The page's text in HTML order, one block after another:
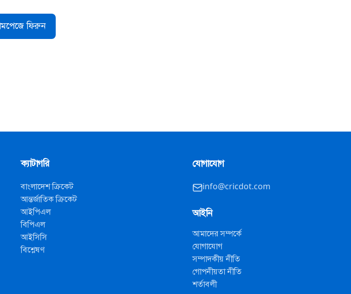
ফিরুন
ক্যাটাগরি
বাংলাদেশ ক্রিকেট
আন্তর্জাতিক ক্রিকেট
আইপিএল
বিপিএল
আইসিসি
বিশ্লেষণ
যোগাযোগ
info@cricdot.com
আইনি
আমাদের সম্পর্কে
যোগাযোগ
সম্পাদকীয় নীতি
গোপনীয়তা নীতি
শর্তাবলী